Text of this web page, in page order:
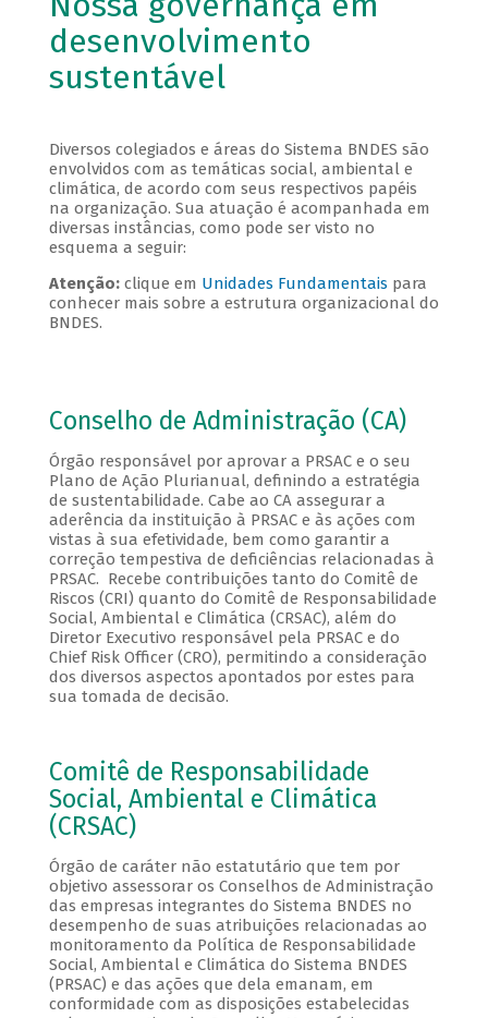
desenvolvimento
sustentável
Diversos colegiados e áreas do Sistema BNDES são
envolvidos com as temáticas social, ambiental e
climática, de acordo com seus respectivos papéis
na organização. Sua atuação é acompanhada em
diversas instâncias, como pode ser visto no
esquema a seguir:
Atenção:clique em Unidades Fundamentais para
conhecer mais sobre a estrutura organizacional do
BNDES.
Conselho de Administração (CA)
Órgão responsável por aprovar a PRSAC e o seu
Plano de Ação Plurianual, definindo a estratégia
de sustentabilidade. Cabe ao CA assegurar a
aderência da instituição à PRSAC e às ações com
vistas à sua efetividade, bem como garantir a
correção tempestiva de deficiências relacionadas à
PRSAC. Recebe contribuições tanto do Comitê de
Riscos (CRI) quanto do Comitê de Responsabilidade
Social, Ambiental e Climática (CRSAC), além do
Diretor Executivo responsável pela PRSAC e do
Chief Risk Officer (CRO), permitindo a consideração
dos diversos aspectos apontados por estes para
sua tomada de decisão.
Comitê de Responsabilidade
Social, Ambiental e Climática
(CRSAC)
Órgão de caráter não estatutário que tem por
objetivo assessorar os Conselhos de Administração
das empresas integrantes do Sistema BNDES no
desempenho de suas atribuições relacionadas ao
monitoramento da Política de Responsabilidade
Social, Ambiental e Climática do Sistema BNDES
(PRSAC) e das ações que dela emanam, em
conformidade com as disposições estabelecidas